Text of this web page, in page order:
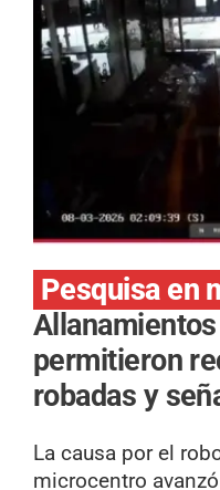
Pesquisa en
permitieron
robadas y
La causa por el
microcentro